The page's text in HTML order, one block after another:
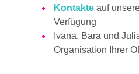
Kontakte auf
Verfügung
Ivana, Bara und
Organisation Ihrer